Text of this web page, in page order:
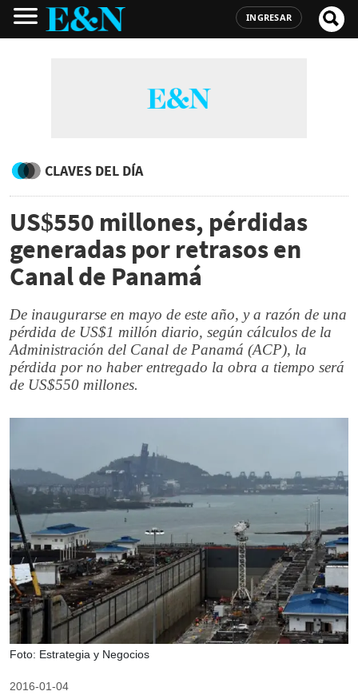
INGRESAR
CLAVES DEL DÍA
US$550 millones, pérdidas
generadas por retrasos en
Canal de Panamá
De inaugurarse en mayo de este año, y a razón de una
pérdida de US$1 millón diario, según cálculos de la
Administración del Canal de Panamá (ACP), la
pérdida por no haber entregado la obra a tiempo será
de US$550 millones.
Foto: Estrategia y Negocios
2016-01-04